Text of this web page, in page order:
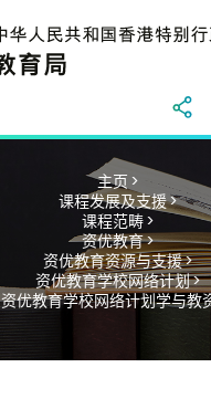
主页 >
课程发展及支援 >
课程范畴 >
资优教育 >
资优教育资源与支援 >
资优教育学校网络计划 >
资优教育学校网络计划学与教